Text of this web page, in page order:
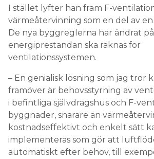
I stället lyfter han fram F-
värmeåtervinning som en del av
De nya byggreglerna har ändrat
energiprestandan ska räknas för
ventilationssystemen.
– En genialisk lösning som jag tror
framöver är behovsstyrning av
i befintliga självdragshus och F-
byggnader, snarare än
kostnadseffektivt och enkelt sätt
implementeras som gör att
automatiskt efter behov, till